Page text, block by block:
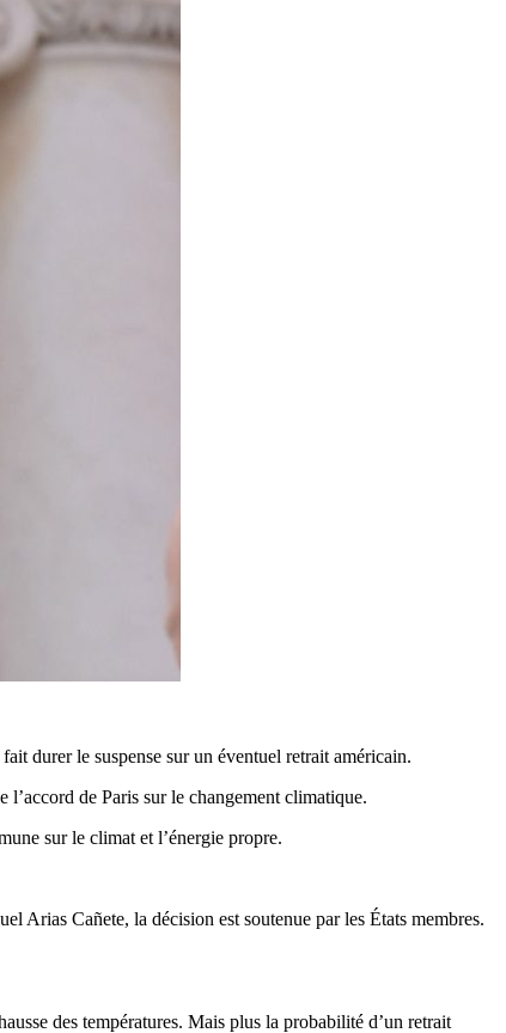
durer le suspense sur un éventuel retrait américain.
de Paris sur le changement climatique.
sur le climat et l’énergie propre.
Arias Cañete, la décision est soutenue par les États membres.
des températures. Mais plus la probabilité d’un retrait